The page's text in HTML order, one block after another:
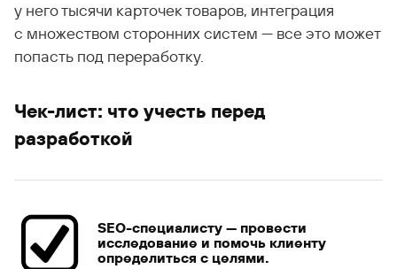
у него тысячи карточек товаров, интеграция
с множеством сторонних систем — все это может
попасть под переработку.
Чек-лист: что учесть перед
разработкой
SEO-специалисту — провести
исследование и помочь клиенту
определиться с целями.